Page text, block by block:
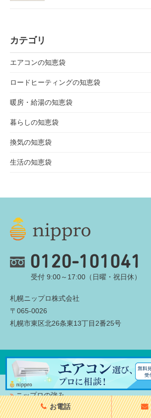
カテゴリ
エアコンの知恵袋
ロードヒーティングの知恵袋
暖房・給湯の知恵袋
暮らしの知恵袋
換気の知恵袋
生活の知恵袋
お電話
0120-101041
受付 9:00～17:00（日曜・祝日休）
札幌ニップロ株式会社
〒065-0026
札幌市東区北26条東13丁目2番25号
お問い合わせ・見積依頼
ニップロの強み
暖房・給湯